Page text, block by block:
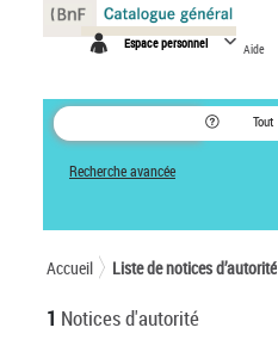
Espace personnel Aide
Tout
Recherche avancée
Accueil Liste de notices d’autorité
1 Notices d'autorité
Panneau de gestion des cookies